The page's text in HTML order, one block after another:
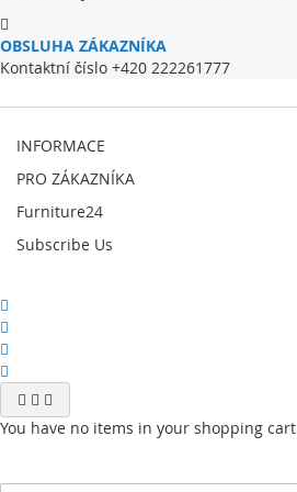
OBSLUHA ZÁKAZNÍKA
Kontaktní číslo +420 222261777
INFORMACE
PRO ZÁKAZNÍKA
Furniture24
Subscribe Us
You have no items in your shopping cart